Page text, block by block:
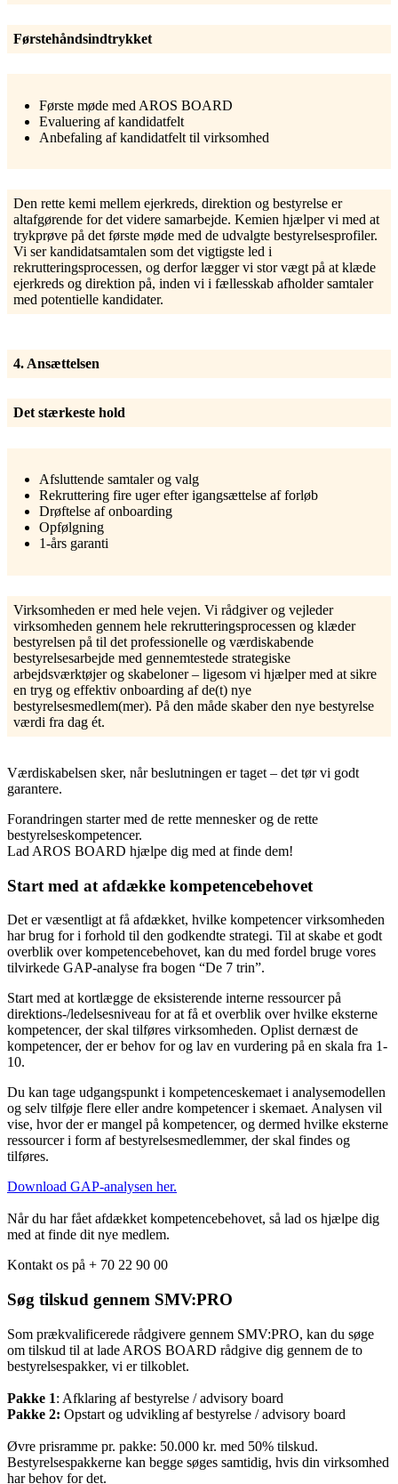
Førstehåndsindtrykket
Første møde med AROS BOARD
Evaluering af kandidatfelt
Anbefaling af kandidatfelt til virksomhed
Den rette kemi mellem ejerkreds, direktion og bestyrelse er
altafgørende for det videre samarbejde. Kemien hjælper vi med at
trykprøve på det første møde med de udvalgte bestyrelsesprofiler.
Vi ser kandidatsamtalen som det vigtigste led i
rekrutteringsprocessen, og derfor lægger vi stor vægt på at klæde
ejerkreds og direktion på, inden vi i fællesskab afholder samtaler
med potentielle kandidater.
4. Ansættelsen
Det stærkeste hold
Afsluttende samtaler og valg
Rekruttering fire uger efter igangsættelse af forløb
Drøftelse af onboarding
Opfølgning
1-års garanti
Virksomheden er med hele vejen. Vi rådgiver og vejleder
virksomheden gennem hele rekrutteringsprocessen og klæder
bestyrelsen på til det professionelle og værdiskabende
bestyrelsesarbejde med gennemtestede strategiske
arbejdsværktøjer og skabeloner – ligesom vi hjælper med at sikre
en tryg og effektiv onboarding af de(t) nye
bestyrelsesmedlem(mer). På den måde skaber den nye bestyrelse
værdi fra dag ét.
Værdiskabelsen sker, når beslutningen er taget – det tør vi godt
garantere.
Forandringen starter med de rette mennesker og de rette
bestyrelseskompetencer.
Lad AROS BOARD hjælpe dig med at finde dem!
Start med at afdække kompetencebehovet
Det er væsentligt at få afdækket, hvilke kompetencer virksomheden
har brug for i forhold til den godkendte strategi. Til at skabe et godt
overblik over kompetencebehovet, kan du med fordel bruge vores
tilvirkede GAP-analyse fra bogen “De 7 trin”.
Start med at kortlægge de eksisterende interne ressourcer på
direktions-/ledelsesniveau for at få et overblik over hvilke eksterne
kompetencer, der skal tilføres virksomheden. Oplist dernæst de
kompetencer, der er behov for og lav en vurdering på en skala fra 1-
10.
Du kan tage udgangspunkt i kompetenceskemaet i analysemodellen
og selv tilføje flere eller andre kompetencer i skemaet. Analysen vil
vise, hvor der er mangel på kompetencer, og dermed hvilke eksterne
ressourcer i form af bestyrelsesmedlemmer, der skal findes og
tilføres.
Download GAP-analysen her.
Når du har fået afdækket kompetencebehovet, så lad os hjælpe dig
med at finde dit nye medlem.
Kontakt os på + 70 22 90 00
Søg tilskud gennem SMV:PRO
Som prækvalificerede rådgivere gennem SMV:PRO, kan du søge
om tilskud til at lade AROS BOARD rådgive dig gennem de to
bestyrelsespakker, vi er tilkoblet.
Pakke 1: Afklaring af bestyrelse / advisory board
Pakke 2: Opstart og udvikling af bestyrelse / advisory board
Øvre prisramme pr. pakke: 50.000 kr. med 50% tilskud.
Bestyrelsespakkerne kan begge søges samtidig, hvis din virksomhed
har behov for det.